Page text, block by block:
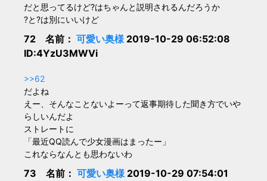
だと思ってるけど?はちゃんと説明されるんだろうか
?と?は別にいいけど
72 名前： 可愛い奥様2019-10-29 06:52:08
ID:4YzU3MWVi
>>62
だよね
えー、そんなことないよーって返事期待した聞き方でいや
らしいんだよ
ストレートに
「最近QQ読んで少女漫画はまったー」
これならなんとも思わないわ
73 名前： 可愛い奥様2019-10-29 07:54:01